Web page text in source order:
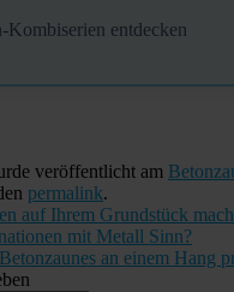
Kombiserien entdecken
veröffentlicht am
permalink.
auf Ihrem Grundstück
mit Metall Sinn?
an einem Hang